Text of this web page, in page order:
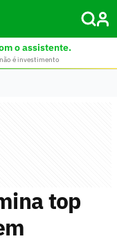
o assistente.
é investimento
top